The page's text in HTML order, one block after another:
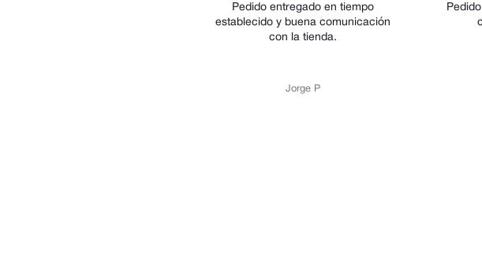
Pedido entregado en tiempo
establecido y buena comunicación
Pedido entrega en fecha y buena
calidad del producto.